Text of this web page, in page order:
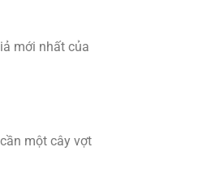
mới nhất của
một cây vợt